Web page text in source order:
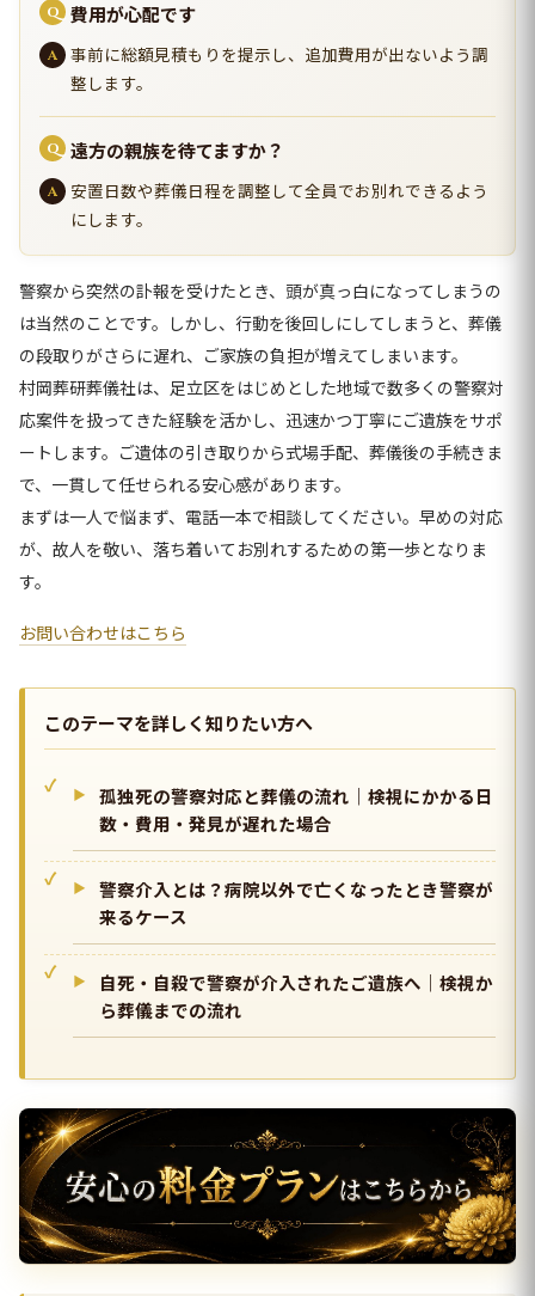
費用が心配です
事前に総額見積もりを提示し、追加費用が出ないよう調
整します。
遠方の親族を待てますか？
安置日数や葬儀日程を調整して全員でお別れできるよう
にします。
警察から突然の訃報を受けたとき、頭が真っ白になってしまうの
は当然のことです。しかし、行動を後回しにしてしまうと、葬儀
の段取りがさらに遅れ、ご家族の負担が増えてしまいます。
村岡葬研葬儀社は、足立区をはじめとした地域で数多くの警察対
応案件を扱ってきた経験を活かし、迅速かつ丁寧にご遺族をサポ
ートします。ご遺体の引き取りから式場手配、葬儀後の手続きま
で、一貫して任せられる安心感があります。
まずは一人で悩まず、電話一本で相談してください。早めの対応
が、故人を敬い、落ち着いてお別れするための第一歩となりま
す。
お問い合わせはこちら
このテーマを詳しく知りたい方へ
孤独死の警察対応と葬儀の流れ｜検視にかかる日
数・費用・発見が遅れた場合
警察介入とは？病院以外で亡くなったとき警察が
来るケース
自死・自殺で警察が介入されたご遺族へ｜検視か
ら葬儀までの流れ